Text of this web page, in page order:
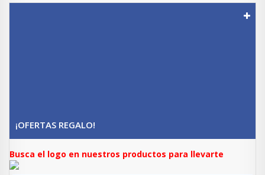
¡OFERTAS REGALO!
Busca el logo en nuestros productos para llevarte